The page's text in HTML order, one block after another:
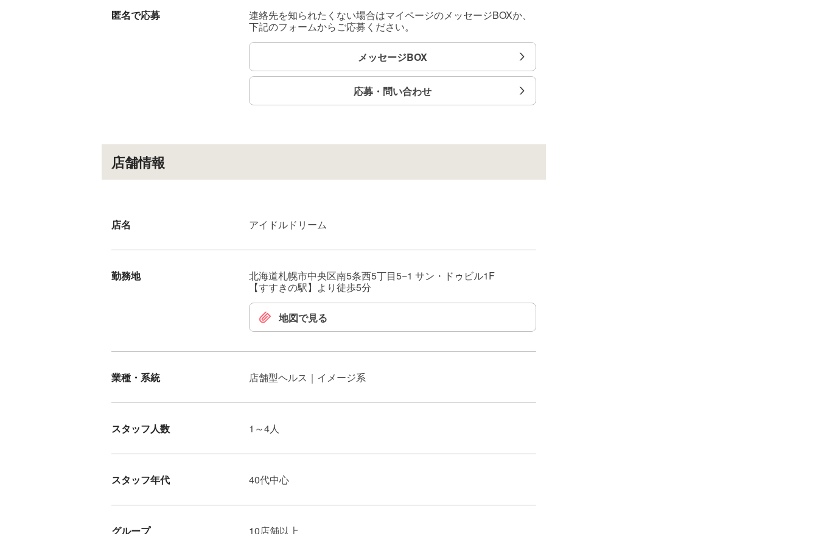
匿名で応募
連絡先を知られたくない場合はマイページのメッセージBOXか、
下記のフォームからご応募ください。
メッセージBOX
応募・問い合わせ
店舗情報
店名 アイドルドリーム
勤務地
北海道札幌市中央区南5条西5丁目5−1 サン・ドゥビル1F
【すすきの駅】より徒歩5分
地図で見る
業種・系統 店舗型ヘルス｜イメージ系
スタッフ人数 1～4人
スタッフ年代 40代中心
グループ 10店舗以上